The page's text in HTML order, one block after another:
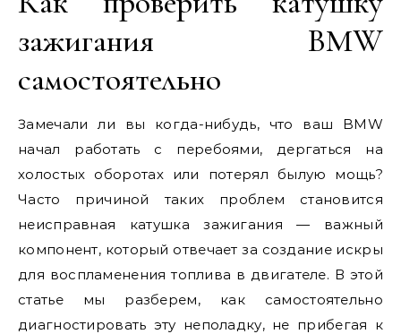
зажигания BMW
самостоятельно
Замечали ли вы когда-нибудь, что ваш BMW
начал работать с перебоями, дергаться на
холостых оборотах или потерял былую мощь?
Часто причиной таких проблем становится
неисправная катушка зажигания — важный
компонент, который отвечает за создание искры
для воспламенения топлива в двигателе. В этой
статье мы разберем, как самостоятельно
диагностировать эту неполадку, не прибегая к